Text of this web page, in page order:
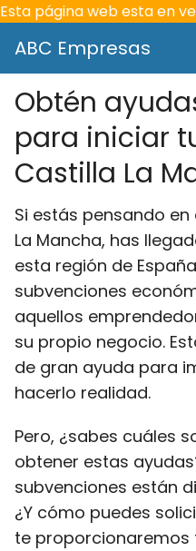
Esta página web esta en
ABC Empresas
Obtén
para iniciar
Castilla La
Si estás pensando
La Mancha, has
esta región de
subvenciones
aquellos
su propio negocio.
de gran ayuda para
hacerlo realidad.
Pero, ¿sabes cuáles
obtener estas
subvenciones están
¿Y cómo puedes
te